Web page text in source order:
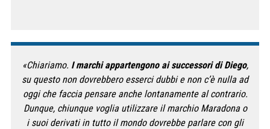
«Chiariamo. I marchi appartengono ai successori di Diego,
su questo non dovrebbero esserci dubbi e non c’è nulla ad
oggi che faccia pensare anche lontanamente al contrario.
Dunque, chiunque voglia utilizzare il marchio Maradona o
i suoi derivati in tutto il mondo dovrebbe parlare con gli